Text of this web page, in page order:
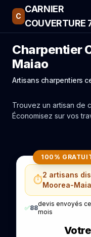
C
CARNIER
COUVERTURE
Charpentier
Maiao
Artisans charpentiers
Trouvez un artisan de
Économisez sur vos
100%
⏱️2 artisans
Moorea-
✅88
devis envoyés ce
mois